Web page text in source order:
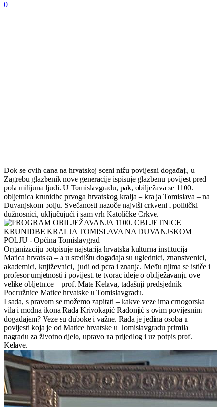
0
Dok se ovih dana na hrvatskoj sceni nižu povijesni događaji, u
Zagrebu glazbenik nove generacije ispisuje glazbenu povijest pred
pola milijuna ljudi. U Tomislavgradu, pak, obilježava se 1100.
obljetnica krunidbe prvoga hrvatskog kralja – kralja Tomislava – na
Duvanjskom polju. Svečanosti nazoče najviši crkveni i politički
dužnosnici, uključujući i sam vrh Katoličke Crkve.
Organizaciju potpisuje najstarija hrvatska kulturna institucija –
Matica hrvatska – a u središtu događaja su uglednici, znanstvenici,
akademici, književnici, ljudi od pera i znanja. Među njima se ističe i
profesor umjetnosti i povijesti te tvorac ideje o obilježavanju ove
velike obljetnice – prof. Mate Kelava, tadašnji predsjednik
Podružnice Matice hrvatske u Tomislavgradu.
I sada, s pravom se možemo zapitati – kakve veze ima crnogorska
vila i modna ikona Rada Krivokapić Radonjić s ovim povijesnim
događajem? Veze su duboke i važne. Rada je jedina osoba u
povijesti koja je od Matice hrvatske u Tomislavgradu primila
nagradu za životno djelo, upravo na prijedlog i uz potpis prof.
Kelave.